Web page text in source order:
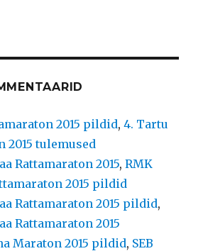
2015 pildid,4. Tartu
2015 tulemused
Rattamaraton 2015,RMK
2015 pildid
Rattamaraton 2015 pildid,
Rattamaraton 2015
Maraton 2015 pildid, SEB